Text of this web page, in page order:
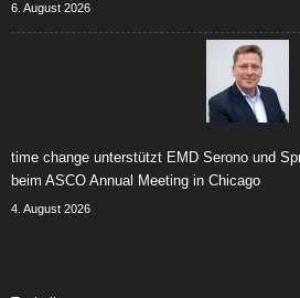
6. August 2026
time change unterstützt EMD Serono und
beim ASCO Annual Meeting in Chicago
4. August 2026